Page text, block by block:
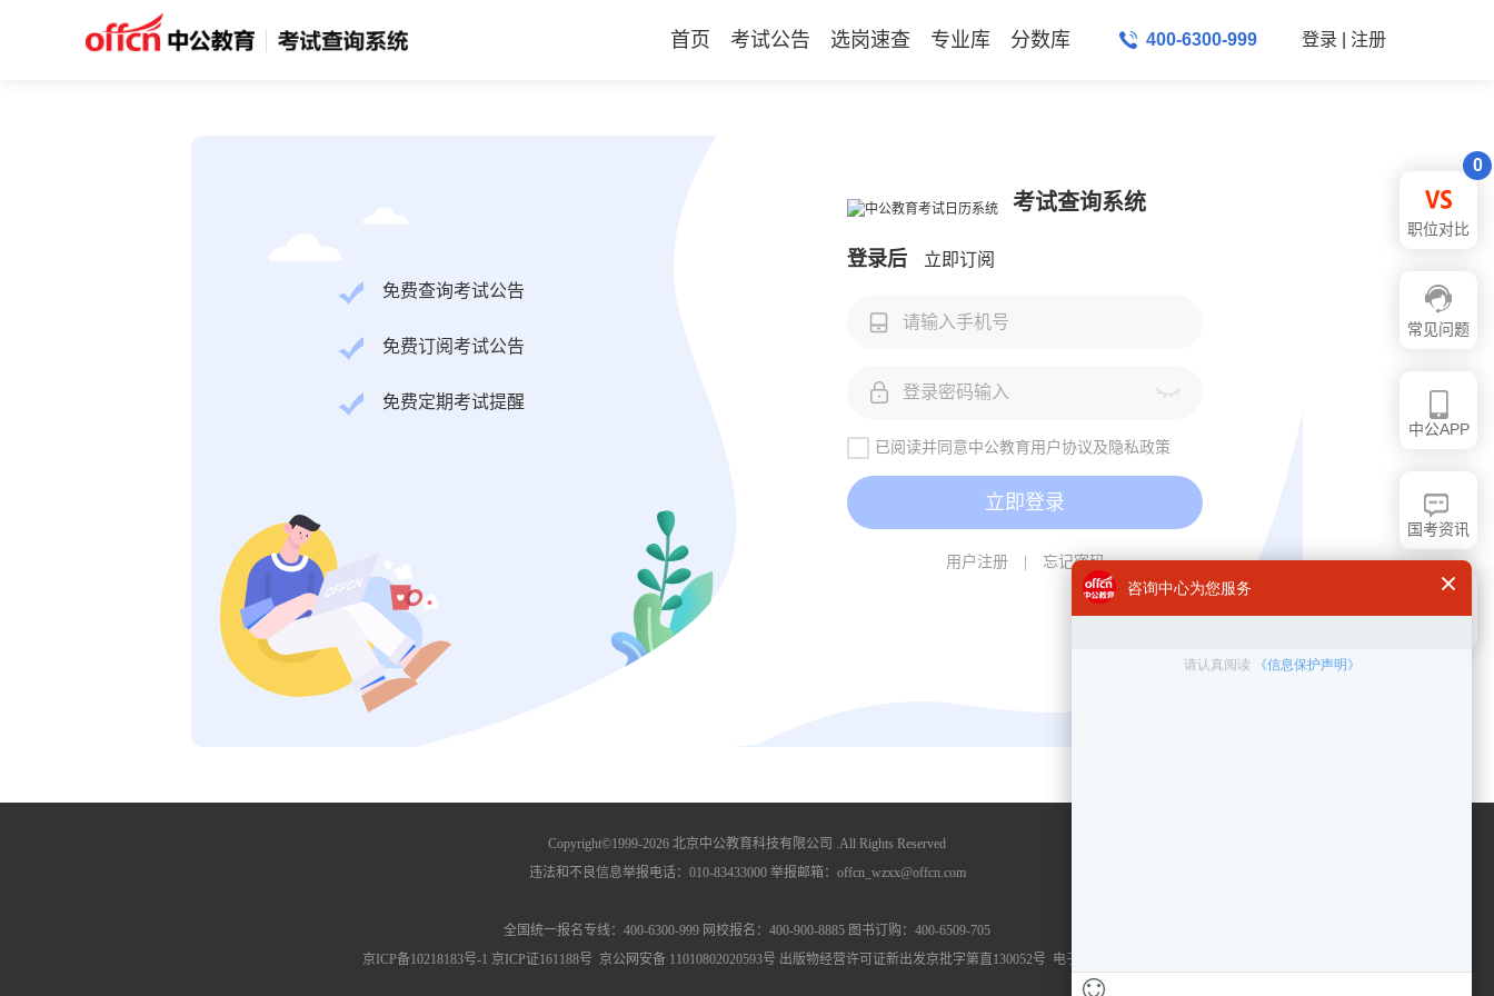
400-6300-999 登录 注册
首页 考试公告 选岗速查 专业库 分数库
免费查询考试公告
免费订阅考试公告
免费定期考试提醒
考试查询系统
登录后 立即订阅
已阅读并同意中公教育用户协议及隐私政策
用户注册 忘记密码
0
职位对比
常见问题
中公APP
国考资讯
Copyright©1999-2026 北京中公教育科技有限公司 .All Rights Reserved
违法和不良信息举报电话：010-83433000 举报邮箱：offcn_wzxx@offcn.com
全国统一报名专线：400-6300-999 网校报名：400-900-8885 图书订购：400-6509-705
京ICP备10218183号-1 京ICP证161188号 京公网安备 11010802020593号 出版物经营许可证新出发京批字第直130052号 电子营业执照